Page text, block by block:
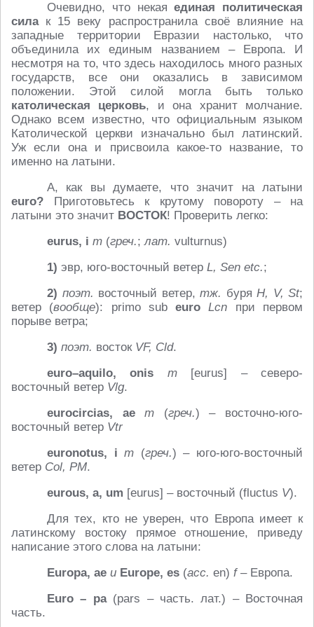
Очевидно, что некаяединая политическая
силак 15 веку распространила своё влияние на
западные территории Евразии настолько, что
объединила их единым названием – Европа. И
несмотря на то, что здесь находилось много разных
государств, все они оказались в зависимом
положении. Этой силой могла быть только
католическая церковь, и она хранит молчание.
Однако всем известно, что официальным языком
Католической церкви изначально был латинский.
Уж если она и присвоила какое-то название, то
именно на латыни.
А, как вы думаете, что значит на латыни
euro? Приготовьтесь к крутому повороту – на
латыни это значит ВОСТОК! Проверить легко:
eurus, i m (греч.;лат. vulturnus)
1) эвр, юго-восточный ветер L, Sen etc.;
2) поэт. восточный ветер, тж. буря H, V, St;
ветер (вообще): primo subeuro Lcn при первом
порыве ветра;
3) поэт. восток VF, Cld.
euro–aquilo,onis m[eurus] – северо-
восточный ветер Vlg.
eurocircias, ae
m (греч.) – восточно-юго-
восточный ветер Vtr
euronotus, i m (греч.) – юго-юго-восточный
ветер Col, PM.
eurous, a, um [eurus] – восточный (fluctus V).
Для тех, кто не уверен, что Европа имеет к
латинскому востоку прямое отношение, приведу
написание этого слова на латыни:
Europa, ae и Europe, es (acc. en) f– Европа.
Euro – pa (pars – часть. лат.) – Восточная
часть.